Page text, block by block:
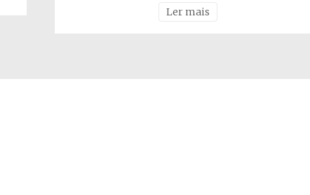
Ler mais